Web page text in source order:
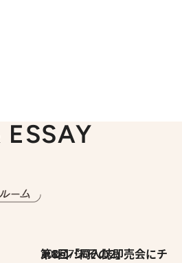
2026.7.30
第8回「同人誌即売会にチャレンジ その2」